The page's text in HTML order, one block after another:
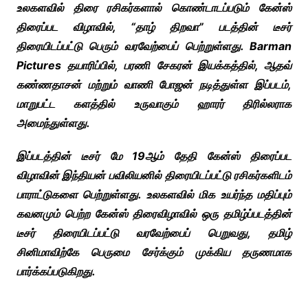
உலகளவில் திரை ரசிகர்களால் கொண்டாடப்படும் கேன்ஸ்
திரைப்பட விழாவில், “தாழ் திறவா” படத்தின் டீசர்
திரையிடப்பட்டு பெரும் வரவேற்பைப் பெற்றுள்ளது. Barman
Pictures தயாரிப்பில், பரணி சேகரன் இயக்கத்தில், ஆதவ்
கண்ணதாசன் மற்றும் வாணி போஜன் நடித்துள்ள இப்படம்,
மாறுபட்ட களத்தில் உருவாகும் ஹாரர் திரில்லராக
அமைந்துள்ளது.
இப்படத்தின் டீசர் மே 19ஆம் தேதி கேன்ஸ் திரைப்பட
விழாவின் இந்தியன் பவிலியனில் திரையிடப்பட்டு ரசிகர்களிடம்
பாராட்டுகளை பெற்றுள்ளது. உலகளவில் மிக உயர்ந்த மதிப்பும்
கவனமும் பெற்ற கேன்ஸ் திரைவிழாவில் ஒரு தமிழ்ப்படத்தின்
டீசர் திரையிடப்பட்டு வரவேற்பைப் பெறுவது, தமிழ்
சினிமாவிற்கே பெருமை சேர்க்கும் முக்கிய தருணமாக
பார்க்கப்படுகிறது.